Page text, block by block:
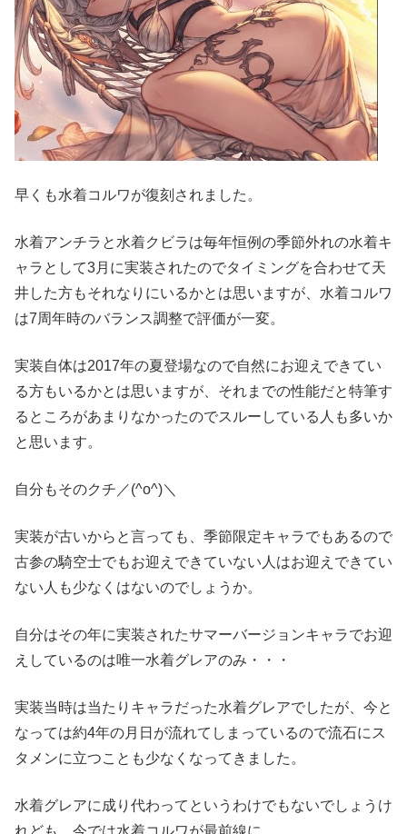
早くも水着コルワが復刻されました。
水着アンチラと水着クビラは毎年恒例の季節外れの水着キ
ャラとして3月に実装されたのでタイミングを合わせて天
井した方もそれなりにいるかとは思いますが、水着コルワ
は7周年時のバランス調整で評価が一変。
実装自体は2017年の夏登場なので自然にお迎えできてい
る方もいるかとは思いますが、それまでの性能だと特筆す
るところがあまりなかったのでスルーしている人も多いか
と思います。
自分もそのクチ／(^o^)＼
実装が古いからと言っても、季節限定キャラでもあるので
古参の騎空士でもお迎えできていない人はお迎えできてい
ない人も少なくはないのでしょうか。
自分はその年に実装されたサマーバージョンキャラでお迎
えしているのは唯一水着グレアのみ・・・
実装当時は当たりキャラだった水着グレアでしたが、今と
なっては約4年の月日が流れてしまっているので流石にス
タメンに立つことも少なくなってきました。
水着グレアに成り代わってというわけでもないでしょうけ
れども、今では水着コルワが最前線に。